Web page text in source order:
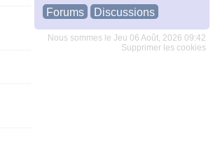
Forums Discussions
Nous sommes le Jeu 06 Août, 2026 09:42
Supprimer les cookies